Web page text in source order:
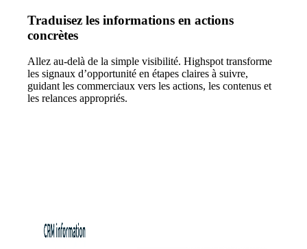
Traduisez les informations en actions
concrètes
Allez au-delà de la simple visibilité. Highspot transforme
les signaux d’opportunité en étapes claires à suivre,
guidant les commerciaux vers les actions, les contenus et
les relances appropriés.